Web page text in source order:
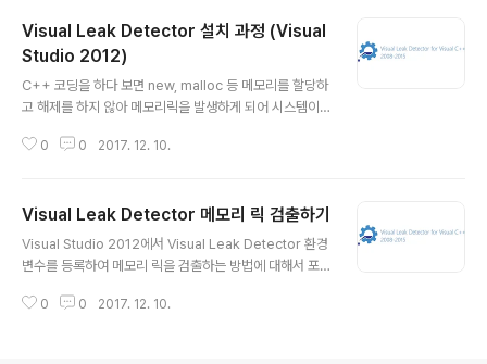
Visual Leak Detector 설치 과정 (Visual
Studio 2012)
C++ 코딩을 하다 보면 new, malloc 등 메모리를 할당하
고 해제를 하지 않아 메모리릭을 발생하게 되어 시스템이
을 신경 쓰지 않고 개발을 진행하게 되면, 프로젝트 개발 말
생각하면서 개발하면은 좋지만, 프로젝트의 짧은 개발 기
간 및 오랜 유지보수 또는 레가시 코드 수정은 올바른 수정
사항인지 보장하기가 어렵습니다. 메모리릭을 감지하기 위
팅합니다 1. [도구] - [확장 및 업데이트] 로 이동 하여 검색
0 0 2017. 12. 10.
Visual Leak Detector 메모리 릭 검출하기
Visual Studio 2012에서 Visual Leak Detector 환경
변수를 등록하여 메모리 릭을 검출하는 방법에 대해서 포
디렉터리를 등록하고 vld 헤더 파일을 include 하면 자동
0 0 2017. 12. 10.